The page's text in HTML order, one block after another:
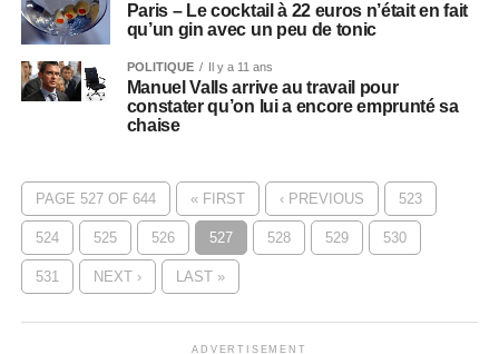
Paris – Le cocktail à 22 euros n’était en fait
qu’un gin avec un peu de tonic
POLITIQUE Il y a 11 ans
Manuel Valls arrive au travail pour
constater qu’on lui a encore emprunté sa
chaise
PAGE 527 OF 644 « FIRST ‹ PREVIOUS 523
524 525 526 527 528 529 530
531 NEXT › LAST »
ADVERTISEMENT